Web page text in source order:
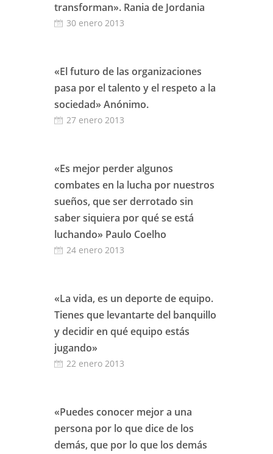
transforman». Rania de Jordania
30 enero 2013
«El futuro de las organizaciones
pasa por el talento y el respeto a la
sociedad» Anónimo.
27 enero 2013
«Es mejor perder algunos
combates en la lucha por nuestros
sueños, que ser derrotado sin
saber siquiera por qué se está
luchando» Paulo Coelho
24 enero 2013
«La vida, es un deporte de equipo.
Tienes que levantarte del banquillo
y decidir en qué equipo estás
jugando»
22 enero 2013
«Puedes conocer mejor a una
persona por lo que dice de los
demás, que por lo que los demás